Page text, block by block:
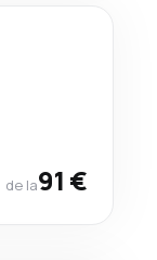
de la91 €